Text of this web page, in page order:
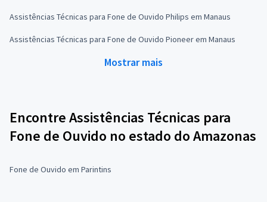
Assistências Técnicas para Fone de Ouvido Philips em Manaus
Assistências Técnicas para Fone de Ouvido Pioneer em Manaus
Mostrar mais
Encontre Assistências Técnicas para
Fone de Ouvido no estado do Amazonas
Fone de Ouvido em Parintins